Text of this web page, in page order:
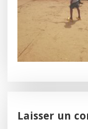
Laisser un